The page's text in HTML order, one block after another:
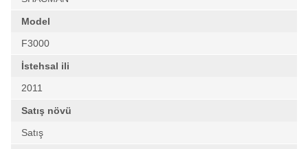
Model
F3000
İstehsal ili
2011
Satış növü
Satış